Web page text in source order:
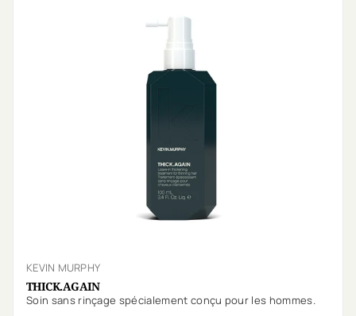
KEVIN MURPHY
THICK.AGAIN
Soin sans rinçage spécialement conçu pour les hommes.